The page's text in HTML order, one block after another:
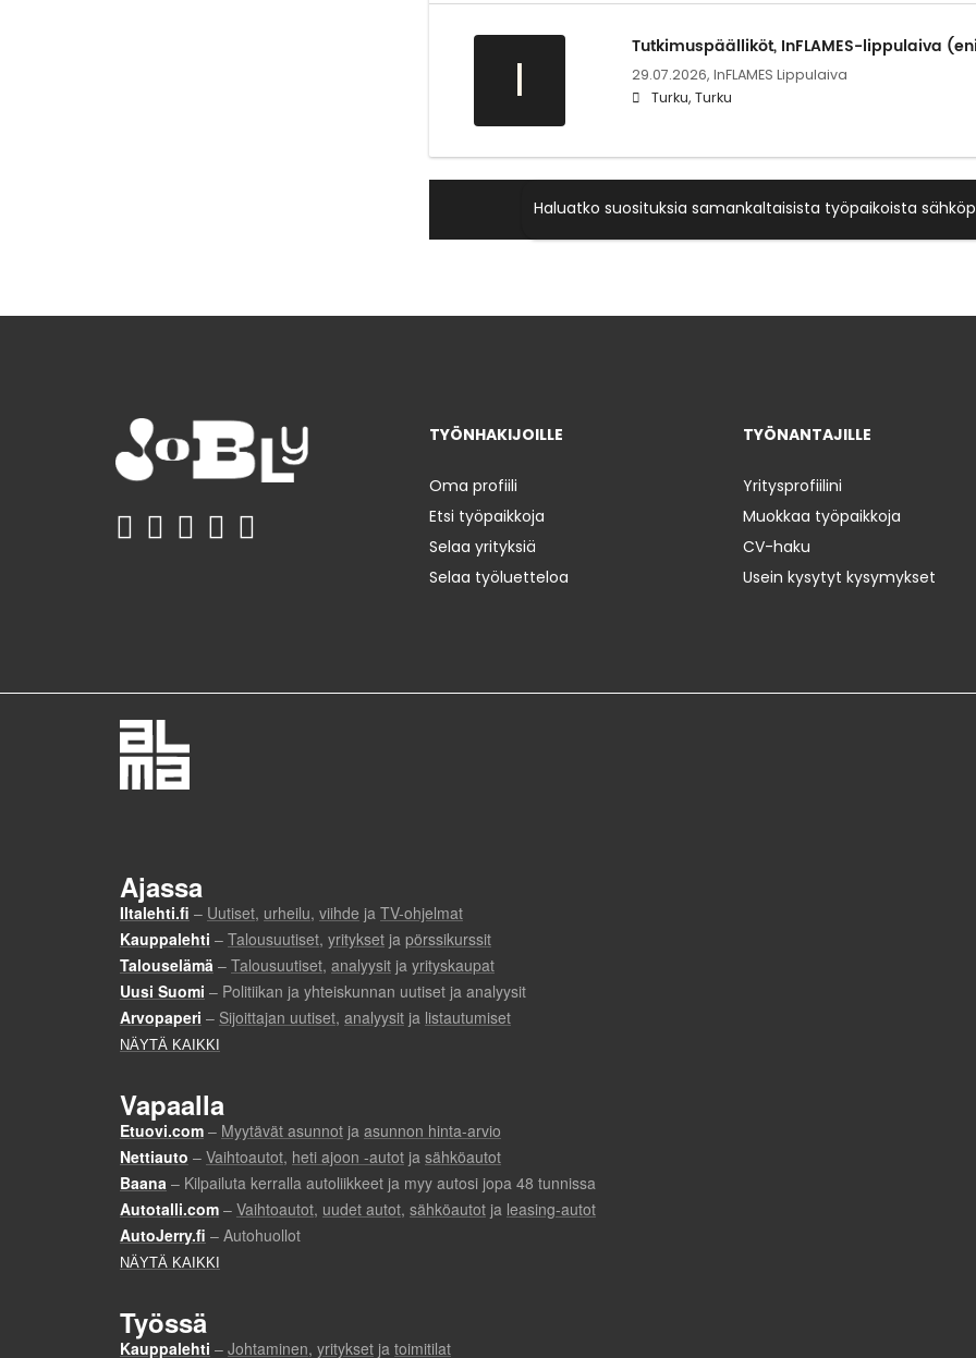
I
Tutkimuspäälliköt, InFLAMES-lippulaiva
29.07.2026, InFLAMES Lippulaiva
Turku, Turku
Haluatko suosituksia samankaltaisista työpaikoista
TYÖNHAKIJOILLE
Oma profiili
Etsi työpaikkoja
Selaa yrityksiä
Selaa työluetteloa
TYÖNANTAJILLE
Yritysprofiilini
Muokkaa työpaikkoja
CV-haku
Usein kysytyt kysymykset